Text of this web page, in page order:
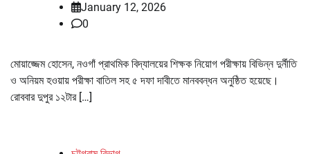
January 12, 2026
0
মোয়াজ্জেম হোসেন, নওগাঁ প্রাথমিক বিদ্যালয়ের শিক্ষক নিয়োগ পরীক্ষায় বিভিন্ন দুর্নীতি
ও অনিয়ম হওয়ায় পরীক্ষা বাতিল সহ ৫ দফা দাবীতে মানববন্ধন অনুষ্ঠিত হয়েছে।
রোববার দুপুর ১২টার […]